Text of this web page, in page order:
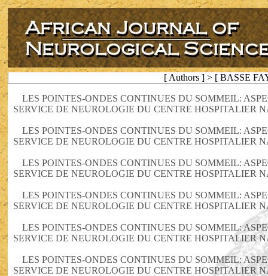
[ Authors ] > [ BASSE
LES POINTES-ONDES CONTINUES DU SOMMEIL:
SERVICE DE NEUROLOGIE DU CENTRE HOSPITALIER
LES POINTES-ONDES CONTINUES DU SOMMEIL:
SERVICE DE NEUROLOGIE DU CENTRE HOSPITALIER
LES POINTES-ONDES CONTINUES DU SOMMEIL:
SERVICE DE NEUROLOGIE DU CENTRE HOSPITALIER
LES POINTES-ONDES CONTINUES DU SOMMEIL:
SERVICE DE NEUROLOGIE DU CENTRE HOSPITALIER
LES POINTES-ONDES CONTINUES DU SOMMEIL:
SERVICE DE NEUROLOGIE DU CENTRE HOSPITALIER
LES POINTES-ONDES CONTINUES DU SOMMEIL:
SERVICE DE NEUROLOGIE DU CENTRE HOSPITALIER